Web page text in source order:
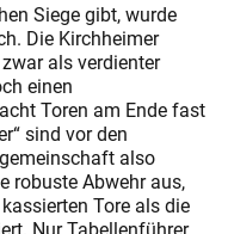
Siege gibt, wurde
Die Kirchheimer
als verdienter
einen
Toren am Ende fast
sind vor den
also
robuste Abwehr aus,
Tore als die